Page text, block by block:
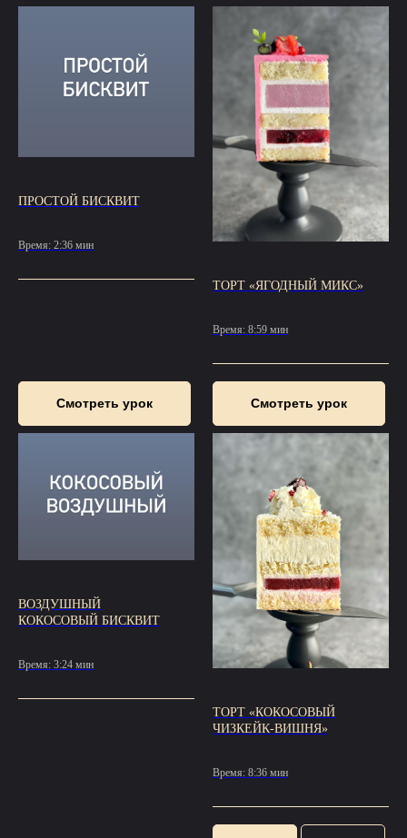
ПРОСТОЙ БИСКВИТ
Время: 2:36 мин
Смотреть урок
ТОРТ «ЯГОДНЫЙ МИКС»
Время: 8:59 мин
Смотреть урок
ВОЗДУШНЫЙ
КОКОСОВЫЙ БИСКВИТ
Время: 3:24 мин
ТОРТ «КОКОСОВЫЙ
ЧИЗКЕЙК-ВИШНЯ»
Время: 8:36 мин